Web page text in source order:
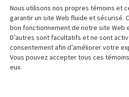
Ressources
Articles
Social
Media
Global
FR
Nous utilisons nos propres témoins et
garantir un site Web fluide et sécurisé.
bon fonctionnement de notre site Web
D’autres sont facultatifs et ne sont
consentement afin d’améliorer votre
Vous pouvez accepter tous ces
eux.